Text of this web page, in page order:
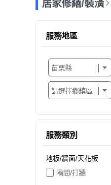
居家修繕/裝潢
服務地區
服務類別
地板/牆面/天花板
隔間/打牆